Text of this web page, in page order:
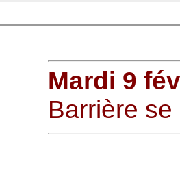
Mardi 9
Barrière